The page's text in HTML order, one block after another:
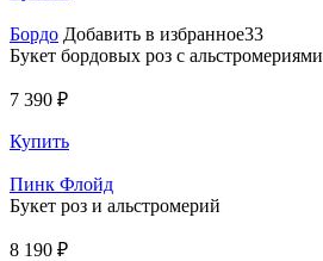
Бордо Добавить в избранное33
Букет бордовых роз с альстромериями
7 390 ₽
Купить
Пинк Флойд
Букет роз и альстромерий
8 190 ₽